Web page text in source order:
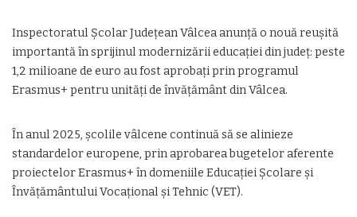
Inspectoratul Școlar Județean Vâlcea anunță o nouă reușită
importantă în sprijinul modernizării educației din județ: peste
1,2 milioane de euro au fost aprobați prin programul
Erasmus+ pentru unități de învățământ din Vâlcea.
În anul 2025, școlile vâlcene continuă să se alinieze
standardelor europene, prin aprobarea bugetelor aferente
proiectelor Erasmus+ în domeniile Educației Școlare și
Învățământului Vocațional și Tehnic (VET).